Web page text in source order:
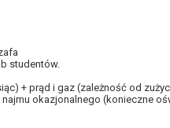
studentów.
+ prąd i gaz (zależność od
okazjonalnego (konieczne